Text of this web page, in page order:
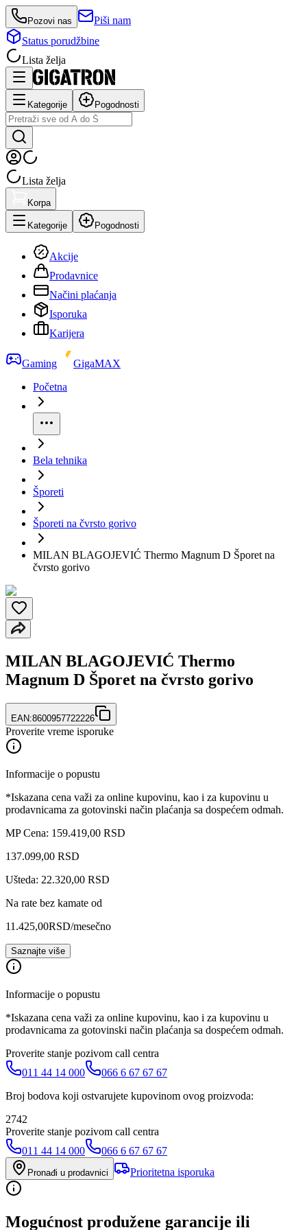
Pozovi nas
Piši nam
Status porudžbine
Lista želja
Kategorije Pogodnosti
Lista želja
Korpa
Kategorije Pogodnosti
Akcije
Prodavnice
Načini plaćanja
Isporuka
Karijera
Gaming
GigaMAX
Početna
Bela tehnika
Šporeti
Šporeti na čvrsto gorivo
MILAN BLAGOJEVIĆ Thermo Magnum D Šporet na
čvrsto gorivo
MILAN BLAGOJEVIĆ Thermo
Magnum D Šporet na čvrsto gorivo
EAN:8600957722226
Proverite vreme isporuke
Informacije o popustu
*Iskazana cena važi za online kupovinu, kao i za kupovinu u
prodavnicama za gotovinski način plaćanja sa dospećem odmah.
MP Cena: 159.419,00 RSD
137.099,00 RSD
Ušteda: 22.320,00 RSD
Na rate bez kamate od
11.425,00RSD/mesečno
Saznajte više
Informacije o popustu
*Iskazana cena važi za online kupovinu, kao i za kupovinu u
prodavnicama za gotovinski način plaćanja sa dospećem odmah.
Proverite stanje pozivom call centra
011 44 14 000
066 6 67 67 67
Broj bodova koji ostvarujete kupovinom ovog proizvoda:
2742
Proverite stanje pozivom call centra
011 44 14 000
066 6 67 67 67
Pronađi u prodavnici Prioritetna isporuka
Mogućnost produžene garancije ili